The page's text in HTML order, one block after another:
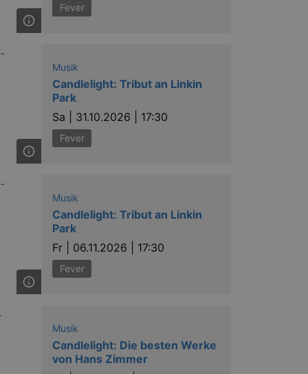
Fever
Musik
Candlelight: Tribut an Linkin
Park
Sa | 31.10.2026 | 17:30
Fever
Musik
Candlelight: Tribut an Linkin
Park
Fr | 06.11.2026 | 17:30
Fever
Musik
Candlelight: Die besten Werke
von Hans Zimmer
Analytics, according
rate - limiting the
after 10 minutes.
the end user uses the
may have seen before
from OneTrust. It
the site uses and
for the use of each
in each category
is not given. The cookie
visitors to the site will
no information that can